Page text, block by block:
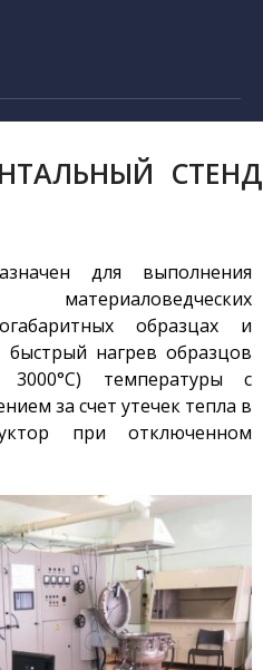
Руководство
Реактор ИВГ.1М
Стенд ЛИАНА
Токамак КТМ
Установка ЛАВА-Б
Установка ВИКА
Стенд ВЧГ-135
Стенд с плазменно-
пучковой установкой
Комплексы
Направления работ
Развитие атомной
СТЕНД
для выполнения
материаловедческих
образцах и
быстрый нагрев образцов
температуры с
за счет утечек тепла в
при отключенном